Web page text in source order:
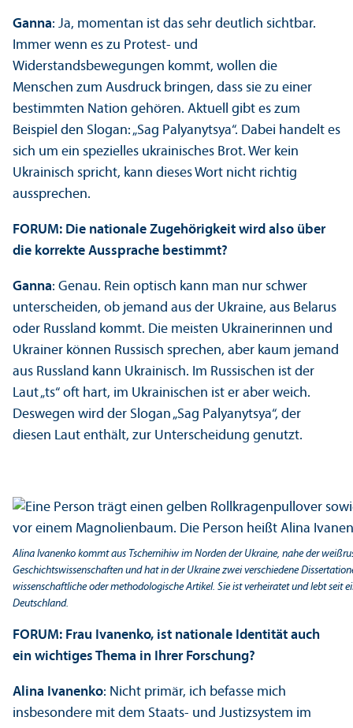
Ganna: Ja, momentan ist das sehr deutlich sichtbar.
Immer wenn es zu Protest- und
Widerstandsbewegungen kommt, wollen die
Menschen zum Ausdruck bringen, dass sie zu einer
bestimmten Nation gehören. Aktuell gibt es zum
Beispiel den Slogan: „Sag Palyanytsya“. Dabei handelt es
sich um ein spezielles ukrainisches Brot. Wer kein
Ukrainisch spricht, kann dieses Wort nicht richtig
aussprechen.
FORUM: Die nationale Zugehörigkeit wird also über
die korrekte Aussprache bestimmt?
Ganna: Genau. Rein optisch kann man nur schwer
unter­scheiden, ob jemand aus der Ukraine, aus Belarus
oder Russland kommt. Die meisten Ukrainerinnen und
Ukrainer können Russisch sprechen, aber kaum jemand
aus Russland kann Ukrainisch. Im Russischen ist der
Laut „ts“ oft hart, im Ukrainischen ist er aber weich.
Deswegen wird der Slogan „Sag Palyanytsya“, der
diesen Laut enthält, zur Unter­scheidung genutzt.
Alina Ivanenko kommt aus Tschernihiw im Norden der Ukraine, nahe der
Geschichts­wissenschaften und hat in der Ukraine zwei verschiedene
wissenschaft­liche oder methodologische Artikel. Sie ist verheiratet und lebt seit
Deutschland.
FORUM: Frau Ivanenko, ist nationale Identität auch
ein wichtiges Thema in Ihrer Forschung?
Alina Ivanenko: Nicht primär, ich befasse mich
insbesondere mit dem Staats- und Justiz­system im